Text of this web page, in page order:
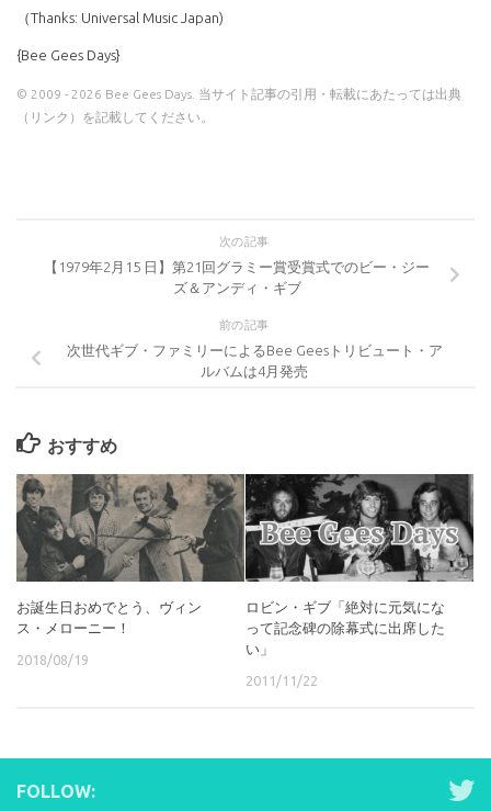
（Thanks: Universal Music Japan)
{Bee Gees Days}
© 2009 - 2026 Bee Gees Days. 当サイト記事の引用・転載にあたっては出典
（リンク）を記載してください。
次の記事
【1979年2月15 日】第21回グラミー賞受賞式でのビー・ジー
ズ＆アンディ・ギブ
前の記事
次世代ギブ・ファミリーによるBee Geesトリビュート・ア
ルバムは4月発売
おすすめ
お誕生日おめでとう、ヴィン
ス・メローニー！
2018/08/19
ロビン・ギブ「絶対に元気にな
って記念碑の除幕式に出席した
い」
2011/11/22
FOLLOW: